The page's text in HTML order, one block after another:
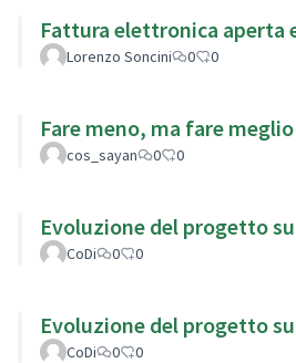
Fattura elettronica aperta
Lorenzo Soncini 0 0
Fare meno, ma fare
cos_sayan 0 0
Evoluzione del progetto
CoDi 0 0
Evoluzione del progetto
CoDi 0 0